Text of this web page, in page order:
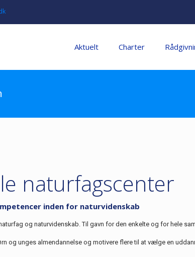
Aktuelt Charter
naturfagscenter
inden for naturvidenskab
og naturvidenskab. Til gavn for den enkelte og for hele
og unges almendannelse og motivere flere til at vælge en